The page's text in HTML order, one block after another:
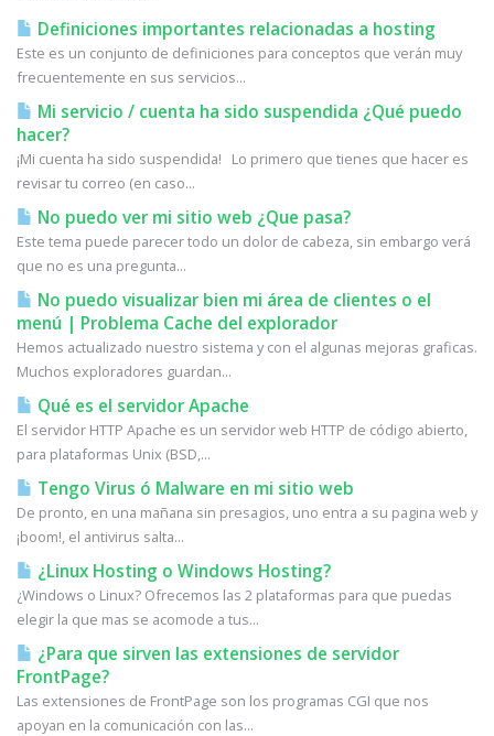
Definiciones importantes relacionadas a hosting
Este es un conjunto de definiciones para conceptos que verán muy
frecuentemente en sus servicios...
Mi servicio / cuenta ha sido suspendida ¿Qué puedo
hacer?
¡Mi cuenta ha sido suspendida! Lo primero que tienes que hacer es
revisar tu correo (en caso...
No puedo ver mi sitio web ¿Que pasa?
Este tema puede parecer todo un dolor de cabeza, sin embargo verá
que no es una pregunta...
No puedo visualizar bien mi área de clientes o el
menú | Problema Cache del explorador
Hemos actualizado nuestro sistema y con el algunas mejoras graficas.
Muchos exploradores guardan...
Qué es el servidor Apache
El servidor HTTP Apache es un servidor web HTTP de código abierto,
para plataformas Unix (BSD,...
Tengo Virus ó Malware en mi sitio web
De pronto, en una mañana sin presagios, uno entra a su pagina web y
¡boom!, el antivirus salta...
¿Linux Hosting o Windows Hosting?
¿Windows o Linux? Ofrecemos las 2 plataformas para que puedas
elegir la que mas se acomode a tus...
¿Para que sirven las extensiones de servidor
FrontPage?
Las extensiones de FrontPage son los programas CGI que nos
apoyan en la comunicación con las...